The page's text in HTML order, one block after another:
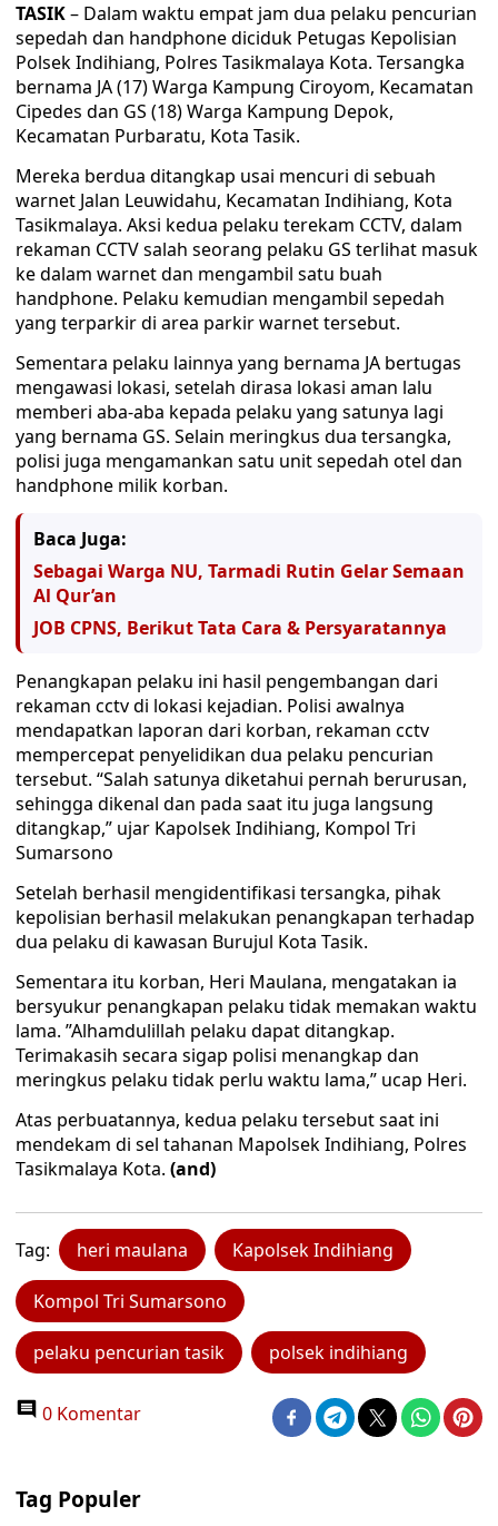
TASIK– Dalam waktu empat jam dua pelaku pencurian
sepedah dan handphone diciduk Petugas Kepolisian
Polsek Indihiang, Polres Tasikmalaya Kota. Tersangka
bernama JA (17) Warga Kampung Ciroyom, Kecamatan
Cipedes dan GS (18) Warga Kampung Depok,
Kecamatan Purbaratu, Kota Tasik.
Mereka berdua ditangkap usai mencuri di sebuah
warnet Jalan Leuwidahu, Kecamatan Indihiang, Kota
Tasikmalaya. Aksi kedua pelaku terekam CCTV, dalam
rekaman CCTV salah seorang pelaku GS terlihat masuk
ke dalam warnet dan mengambil satu buah
handphone. Pelaku kemudian mengambil sepedah
yang terparkir di area parkir warnet tersebut.
Sementara pelaku lainnya yang bernama JA bertugas
mengawasi lokasi, setelah dirasa lokasi aman lalu
memberi aba-aba kepada pelaku yang satunya lagi
yang bernama GS. Selain meringkus dua tersangka,
polisi juga mengamankan satu unit sepedah otel dan
handphone milik korban.
Baca Juga:
Sebagai Warga NU, Tarmadi Rutin Gelar Semaan
Al Qur’an
JOB CPNS, Berikut Tata Cara & Persyaratannya
Penangkapan pelaku ini hasil pengembangan dari
rekaman cctv di lokasi kejadian. Polisi awalnya
mendapatkan laporan dari korban, rekaman cctv
mempercepat penyelidikan dua pelaku pencurian
tersebut. “Salah satunya diketahui pernah berurusan,
sehingga dikenal dan pada saat itu juga langsung
ditangkap,” ujar Kapolsek Indihiang, Kompol Tri
Sumarsono
Setelah berhasil mengidentifikasi tersangka, pihak
kepolisian berhasil melakukan penangkapan terhadap
dua pelaku di kawasan Burujul Kota Tasik.
Sementara itu korban, Heri Maulana, mengatakan ia
bersyukur penangkapan pelaku tidak memakan waktu
lama. ”Alhamdulillah pelaku dapat ditangkap.
Terimakasih secara sigap polisi menangkap dan
meringkus pelaku tidak perlu waktu lama,” ucap Heri.
Atas perbuatannya, kedua pelaku tersebut saat ini
mendekam di sel tahanan Mapolsek Indihiang, Polres
Tasikmalaya Kota. (and)
Tag: heri maulana Kapolsek Indihiang
Kompol Tri Sumarsono
pelaku pencurian tasik polsek indihiang
0 Komentar
Tag Populer